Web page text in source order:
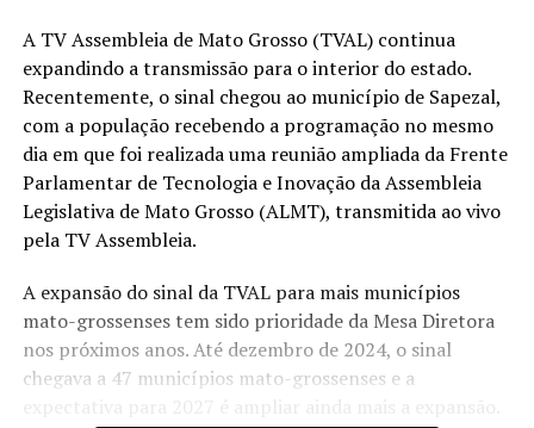
A TV Assembleia de Mato Grosso (TVAL) continua
expandindo a transmissão para o interior do estado.
Recentemente, o sinal chegou ao município de Sapezal,
com a população recebendo a programação no mesmo
dia em que foi realizada uma reunião ampliada da Frente
Parlamentar de Tecnologia e Inovação da Assembleia
Legislativa de Mato Grosso (ALMT), transmitida ao vivo
pela TV Assembleia.
A expansão do sinal da TVAL para mais municípios
mato-grossenses tem sido prioridade da Mesa Diretora
nos próximos anos. Até dezembro de 2024, o sinal
chegava a 47 municípios mato-grossenses e a